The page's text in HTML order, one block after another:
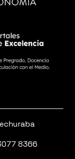
8366